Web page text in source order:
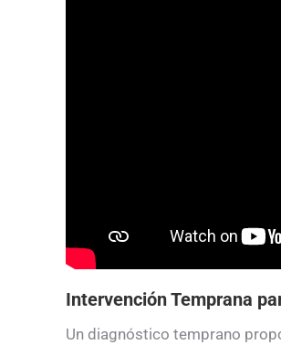
Intervención Temprana
Un diagnóstico temprano